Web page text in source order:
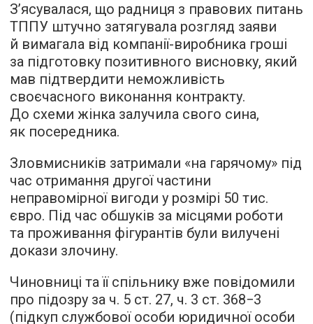
З’ясувалася, що радниця з правових питань
ТППУ штучно затягувала розгляд заяви
й вимагала від компанії-виробника гроші
за підготовку позитивного висновку, який
мав підтвердити неможливість
своєчасного виконання контракту.
До схеми жінка залучила свого сина,
як посередника.
Зловмисників затримали «на гарячому» під
час отримання другої частини
неправомірної вигоди у розмірі 50 тис.
євро. Під час обшуків за місцями роботи
та проживання фігурантів були вилучені
докази злочину.
Чиновниці та її спільнику вже повідомили
про підозру за ч. 5 ст. 27, ч. 3 ст. 368−3
(підкуп службової особи юридичної особи